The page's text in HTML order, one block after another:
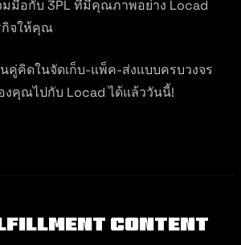
มมือกับ 3PL ที่มีคุณภาพอย่าง Locad
กิจให้คุณ
นคู่คิดในจัดเก็บ-แพ็ค-ส่งแบบครบวงจร
คุณไปกับ Locad ได้แล้ววันนี้!
Content